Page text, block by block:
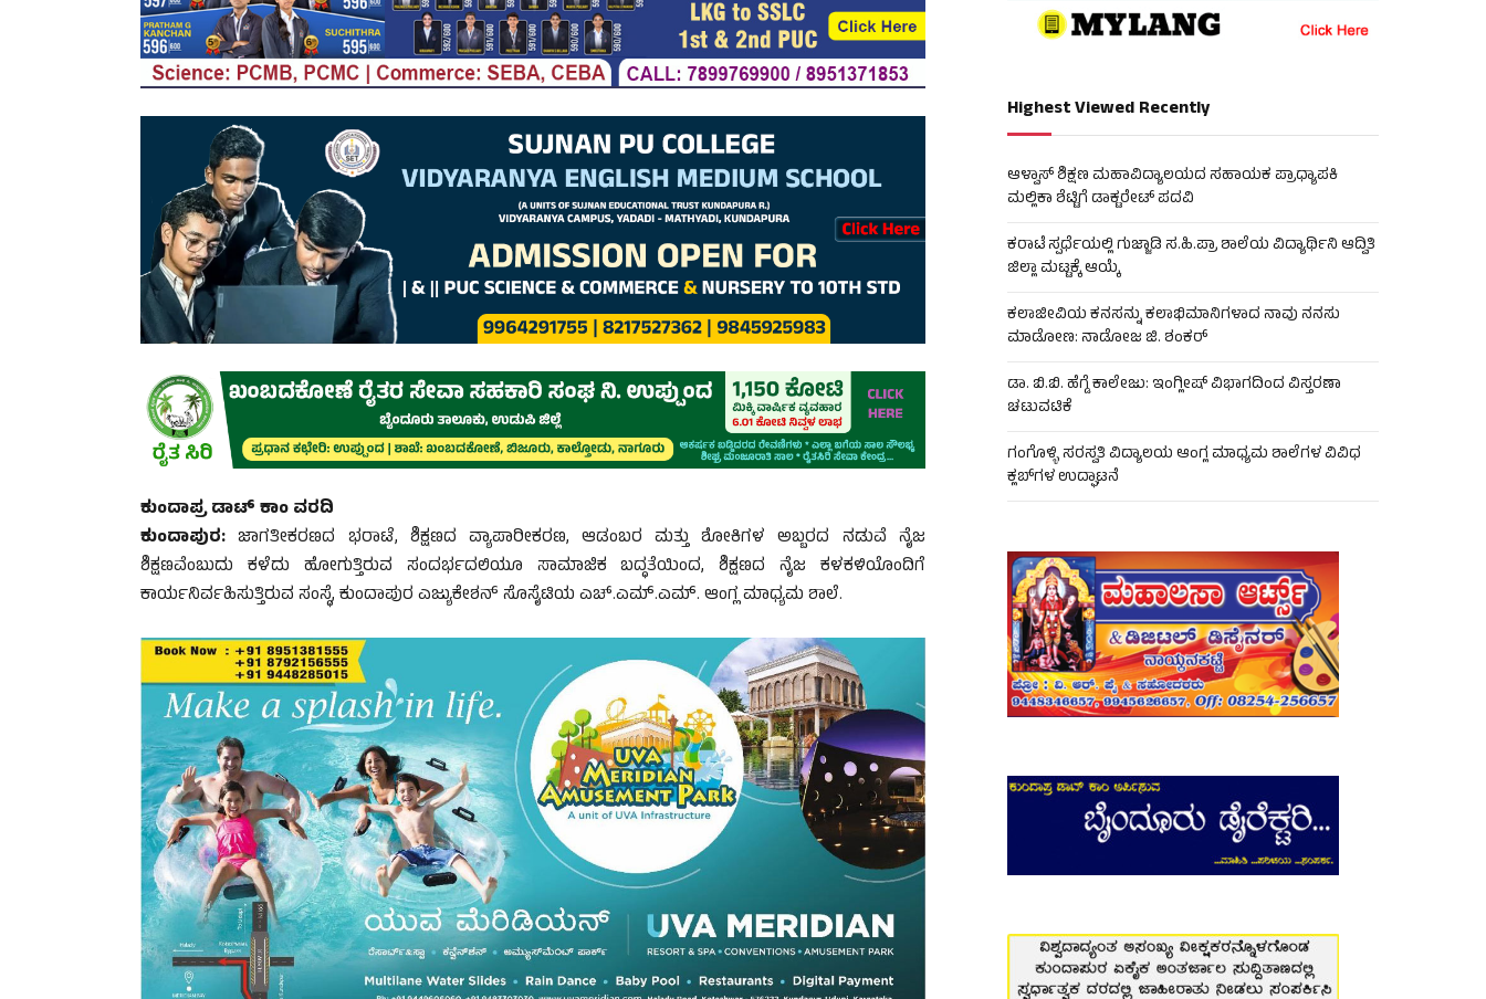
ಕುಂದಾಪ್ರ ಡಾಟ್ ಕಾಂ ವರದಿ
ಕುಂದಾಪುರ: ಜಾಗತೀಕರಣದ ಭರಾಟೆ, ಶಿಕ್ಷಣದ ವ್ಯಾಪಾರೀಕರಣ, ಆಡಂಬರ ಮತ್ತು ಶೋಕಿಗಳ ಅಬ್ಬರದ ನಡುವೆ ನೈಜ
ಶಿಕ್ಷಣವೆಂಬುದು ಕಳೆದು ಹೋಗುತ್ತಿರುವ ಸಂದರ್ಭದಲಿಯೂ ಸಾಮಾಜಿಕ ಬದ್ಧತೆಯಿಂದ, ಶಿಕ್ಷಣದ ನೈಜ ಕಳಕಳಿಯೊಂದಿಗೆ
ಕಾರ್ಯನಿರ್ವಹಿಸುತ್ತಿರುವ ಸಂಸ್ಥೆ, ಕುಂದಾಪುರ ಎಜ್ಯುಕೇಶನ್ ಸೊಸೈಟಿಯ ಎಚ್.ಎಮ್.ಎಮ್. ಆಂಗ್ಲ ಮಾಧ್ಯಮ ಶಾಲೆ.
Highest Viewed Recently
ಆಳ್ವಾಸ್ ಶಿಕ್ಷಣ ಮಹಾವಿದ್ಯಾಲಯದ ಸಹಾಯಕ ಪ್ರಾಧ್ಯಾಪಕಿ
ಮಲ್ಲಿಕಾ ಶೆಟ್ಟಿಗೆ ಡಾಕ್ಟರೇಟ್ ಪದವಿ
ಕರಾಟೆ ಸ್ಪರ್ಧೆಯಲ್ಲಿ ಗುಜ್ಜಾಡಿ ಸ.ಹಿ.ಪ್ರಾ ಶಾಲೆಯ ವಿದ್ಯಾರ್ಥಿನಿ ಆದ್ವಿತಿ
ಜಿಲ್ಲಾ ಮಟ್ಟಕ್ಕೆ ಆಯ್ಕೆ
ಕಲಾಜೀವಿಯ ಕನಸನ್ನು ಕಲಾಭಿಮಾನಿಗಳಾದ ನಾವು ನನಸು
ಮಾಡೋಣ: ನಾಡೋಜ ಜಿ. ಶಂಕರ್
ಡಾ. ಬಿ.ಬಿ. ಹೆಗ್ಡೆ ಕಾಲೇಜು: ಇಂಗ್ಲೀಷ್ ವಿಭಾಗದಿಂದ ವಿಸ್ತರಣಾ
ಚಟುವಟಿಕೆ
ಗಂಗೊಳ್ಳಿ ಸರಸ್ವತಿ ವಿದ್ಯಾಲಯ ಆಂಗ್ಲ ಮಾಧ್ಯಮ ಶಾಲೆಗಳ ವಿವಿಧ
ಕ್ಲಬ್‌ಗಳ ಉದ್ಘಾಟನೆ